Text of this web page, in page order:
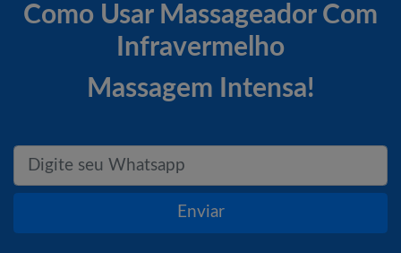
Como Usar Massageador Com
Infravermelho
Massagem Intensa!
Enviar